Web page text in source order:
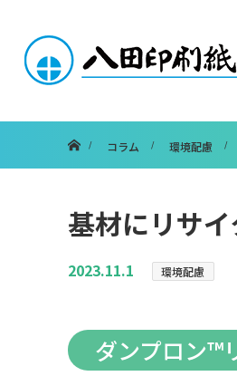
コラム
環境配慮
基材にリサ
2023.11.1 環境配慮
ダンプロン™